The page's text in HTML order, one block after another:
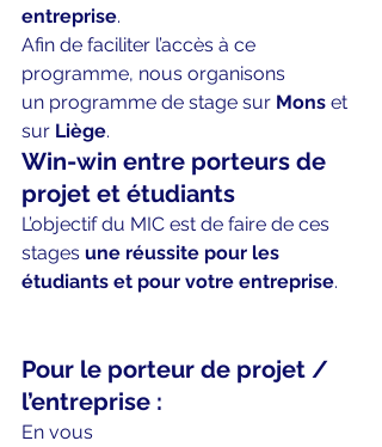
entreprise.
Afin de faciliter l’accès à ce
programme, nous organisons
un programme de stage sur Mons et
sur Liège.
Win-win entre porteurs de
projet et étudiants
L’objectif du MIC est de faire de ces
stages une réussite pour les
étudiants et pour votre entreprise.
Pour le porteur de projet /
l’entreprise :
En vous